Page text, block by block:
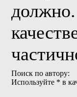
Поиск по автору:
Используйте * в